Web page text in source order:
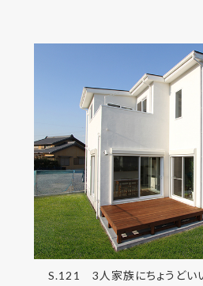
S.121 3人家族にちょうど